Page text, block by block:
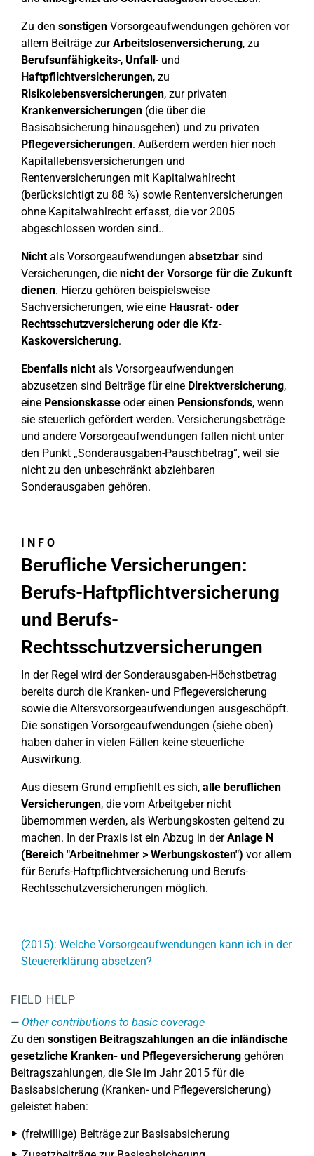
Zu den sonstigen Vorsorgeaufwendungen gehören vor
allem Beiträge zurArbeitslosenversicherung, zu
Berufsunfähigkeits-, Unfall- und
Haftpflichtversicherungen, zu
Risikolebensversicherungen, zur privaten
Krankenversicherungen (die über die
Basisabsicherung hinausgehen) und zu privaten
Pflegeversicherungen. Außerdem werden hier noch
Kapitallebensversicherungen und
Rentenversicherungen mit Kapitalwahlrecht
(berücksichtigt zu 88 %) sowie Rentenversicherungen
ohne Kapitalwahlrecht erfasst, die vor 2005
abgeschlossen worden sind..
Nichtals Vorsorgeaufwendungen absetzbar sind
Versicherungen, die nicht der Vorsorge für die Zukunft
dienen. Hierzu gehören beispielsweise
Sachversicherungen, wie eine Hausrat- oder
Rechtsschutzversicherung oder die Kfz-
Kaskoversicherung.
Ebenfalls nichtals Vorsorgeaufwendungen
abzusetzen sind Beiträge für eine Direktversicherung,
eine Pensionskasse oder einen Pensionsfonds, wenn
sie steuerlich gefördert werden. Versicherungsbeträge
und andere Vorsorgeaufwendungen fallen nicht unter
den Punkt „Sonderausgaben-Pauschbetrag“, weil sie
nicht zu den unbeschränkt abziehbaren
Sonderausgaben gehören.
I N F O
Berufliche Versicherungen:
Berufs-Haftpflichtversicherung
und Berufs-
Rechtsschutzversicherungen
In der Regel wird der Sonderausgaben-Höchstbetrag
bereits durch die Kranken- und Pflegeversicherung
sowie die Altersvorsorgeaufwendungen ausgeschöpft.
Die sonstigen Vorsorgeaufwendungen (siehe oben)
haben daher in vielen Fällen keine steuerliche
Auswirkung.
Aus diesem Grund empfiehlt es sich, alle beruflichen
Versicherungen, die vom Arbeitgeber nicht
übernommen werden, als Werbungskosten geltend zu
machen. In der Praxis ist ein Abzug in derAnlage N
(Bereich "Arbeitnehmer > Werbungskosten") vor allem
für Berufs-Haftpflichtversicherung und Berufs-
Rechtsschutzversicherungen möglich.
(2015): Welche Vorsorgeaufwendungen kann ich in der
Steuererklärung absetzen?
FIELD HELP
Other contributions to basic coverage
Zu den sonstigen Beitragszahlungen an die inländische
gesetzliche Kranken- und Pflegeversicherung gehören
Beitragszahlungen, die Sie im Jahr 2015 für die
Basisabsicherung (Kranken- und Pflegeversicherung)
geleistet haben:
(freiwillige) Beiträge zur Basisabsicherung